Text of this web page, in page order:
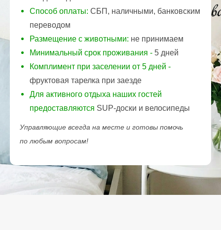
Способ оплаты: СБП, наличными, банковским
переводом
Размещение с животными: не принимаем
Минимальный срок проживания - 5 дней
Комплимент при заселении от 5 дней -
фруктовая тарелка при заезде
Для активного отдыха наших гостей
предоставляются SUP-доски и велосипеды
Управляющие всегда на месте и готовы помочь
по любым вопросам!